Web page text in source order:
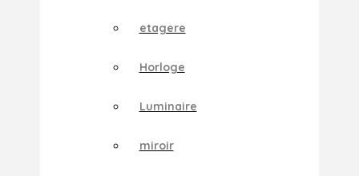
etagere
Horloge
Luminaire
miroir